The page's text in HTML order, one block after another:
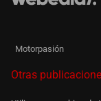
Motorpasión
Otras